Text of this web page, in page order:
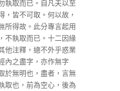
執取而已。自凡夫以至
，皆不可取。何以故，
所得故。此分專言起用
不執取而已。十二因緣
他注釋，總不外乎惑業
內之盡字，亦作無字
於無明也，盡者，言無
取也，前為空心，後為